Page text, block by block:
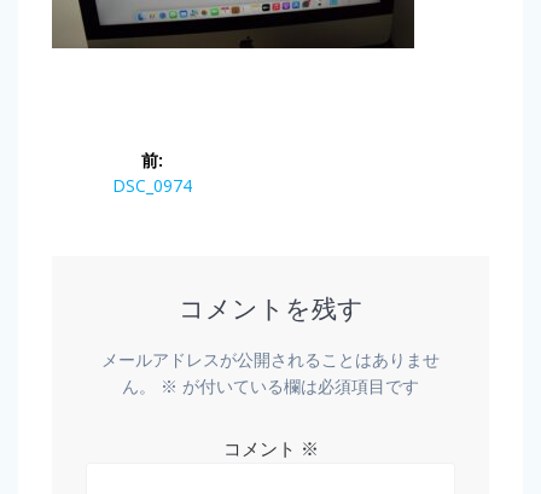
前:
DSC_0974
コメントを残す
メールアドレスが公開されることはありませ
ん。
※ が付いている欄は必須項目です
コメント ※